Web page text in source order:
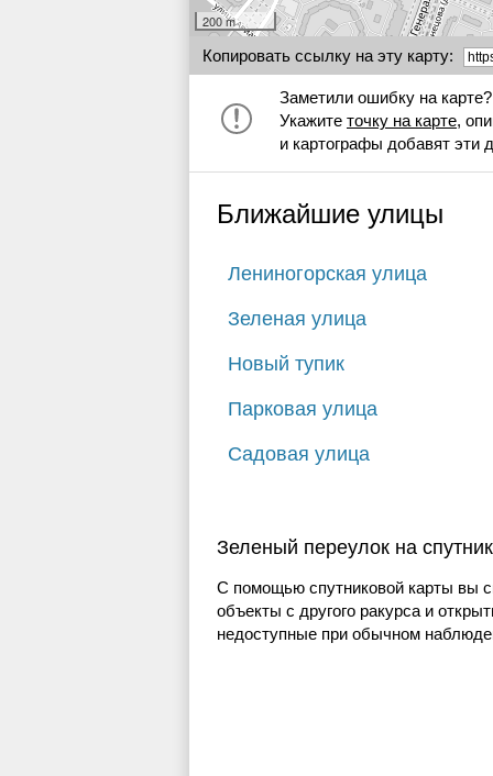
200 m
Копировать ссылку на эту карту:
Заметили ошибку на карте?
Укажите точку на карте,
и картографы добавят эти
Ближайшие улицы
Лениногорская улица
Зеленая улица
Новый тупик
Парковая улица
Садовая улица
Зеленый переулок на
С помощью спутниковой карты вы
объекты с другого ракурса и
недоступные при обычном